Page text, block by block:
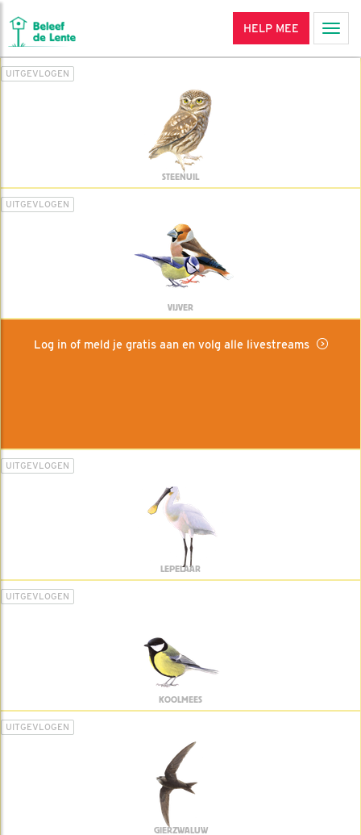
HELP MEE
UITGEVLOGEN
STEENUIL
UITGEVLOGEN
VIJVER
Log in of meld je gratis aan en volg alle livestreams
UITGEVLOGEN
LEPELAAR
UITGEVLOGEN
KOOLMEES
UITGEVLOGEN
GIERZWALUW